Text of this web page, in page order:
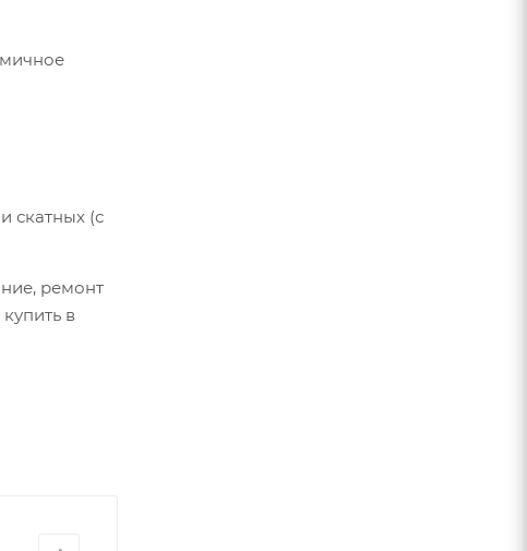
скатных (с
ремонт
в